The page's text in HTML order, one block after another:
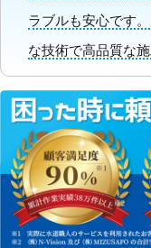
ラブルも安心です
な技術で高品質な